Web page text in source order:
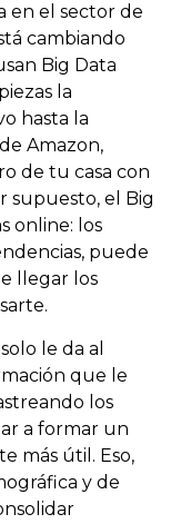
en el sector de
cambiando
Big Data
la
hasta la
Amazon,
de tu casa con
supuesto, el Big
online: los
puede
llegar los
le da al
que le
los
a formar un
más útil. Eso,
y de